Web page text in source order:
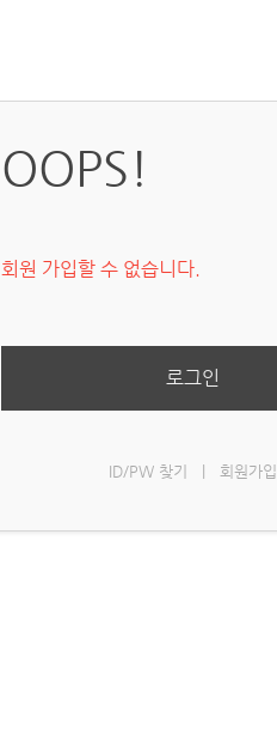
OOPS!
회원 가입할 수 없습니다.
로그인
ID/PW 찾기 회원가입